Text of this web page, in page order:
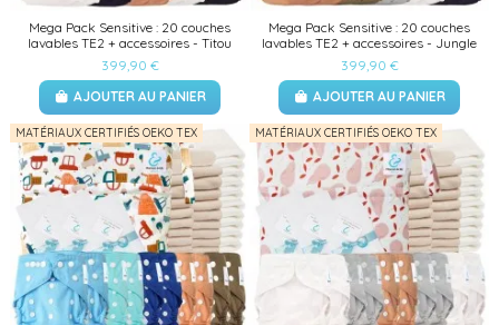
Mega Pack Sensitive : 20 couches
lavables TE2 + accessoires - Titou
399,90 €
AJOUTER AU PANIER
Mega Pack Sensitive : 20 couches
lavables TE2 + accessoires - Jungle
399,90 €
AJOUTER AU PANIER
MATÉRIAUX CERTIFIÉS OEKO TEX MATÉRIAUX CERTIFIÉS OEKO TEX